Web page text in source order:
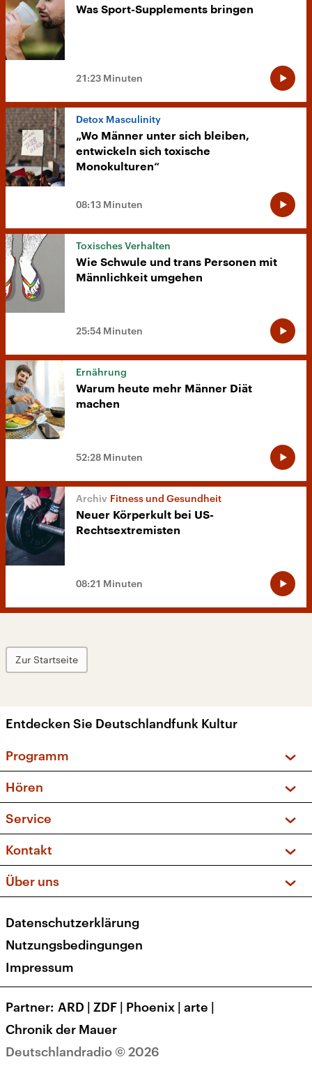
Was Sport-Supplements bringen
21:23 Minuten
Detox Masculinity
„Wo Männer unter sich bleiben,
entwickeln sich toxische
Monokulturen“
08:13 Minuten
Toxisches Verhalten
Wie Schwule und trans Personen mit
Männlichkeit umgehen
25:54 Minuten
Ernährung
Warum heute mehr Männer Diät
machen
52:28 Minuten
Fitness und Gesundheit
Neuer Körperkult bei US-
Rechtsextremisten
08:21 Minuten
Zur Startseite
Entdecken Sie Deutschlandfunk Kultur
Programm
Sendungen und Podcasts
Musikliste
Kakadu – Das Kinderprogramm
Hören
Frequenzen (UKW + DAB+)
Service
FAQ
Apps
Newsletter
Kontakt
Social Media
Über uns
Presse
Karriere
Transparenz
Deutschlandradio © 2026
Datenschutzerklärung
Nutzungsbedingungen
Impressum
Partner ARD | ZDF | Phoenix | arte |
Chronik der Mauer